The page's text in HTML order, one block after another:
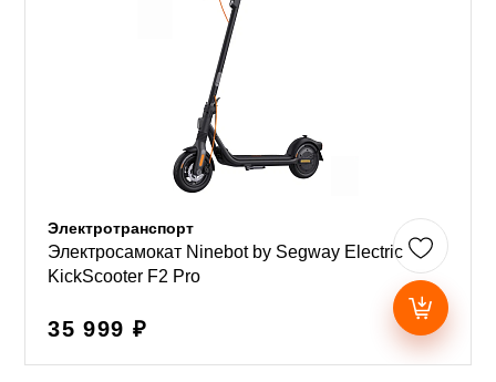
Электротранспорт
Электросамокат Ninebot by Segway Electric
KickScooter F2 Pro
35 999 ₽